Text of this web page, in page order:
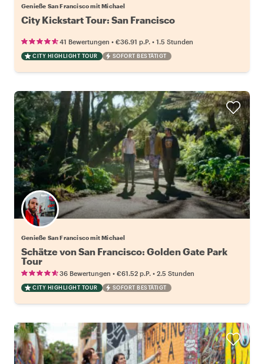
Genieße San Francisco mit Michael
City Kickstart Tour: San Francisco
41 Bewertungen • €36.91 p.P. • 1.5 Stunden
CITY HIGHLIGHT TOUR SOFORT BESTÄTIGT
Genieße San Francisco mit Michael
Schätze von San Francisco: Golden Gate Park
Tour
36 Bewertungen • €61.52 p.P. • 2.5 Stunden
CITY HIGHLIGHT TOUR SOFORT BESTÄTIGT